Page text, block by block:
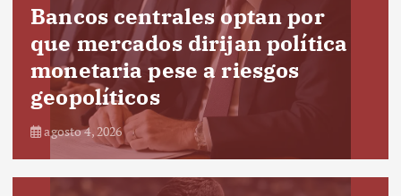
Bancos centrales optan por
que mercados dirijan política
monetaria pese a riesgos
geopolíticos
agosto 4, 2026